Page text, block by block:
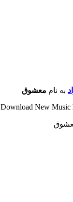
به نام معشوق
Download New Music